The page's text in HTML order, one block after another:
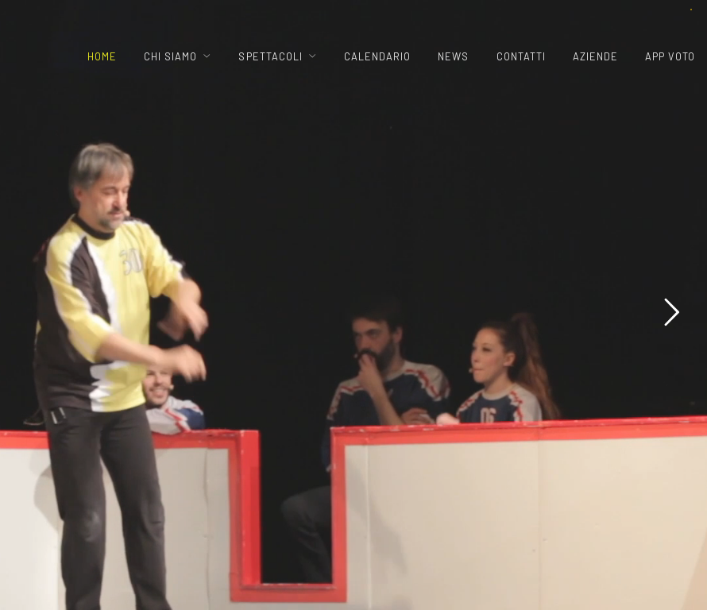
HOME CHI SIAMO SPETTACOLI CALENDARIO NEWS CONTATTI AZIENDE APP VOTO